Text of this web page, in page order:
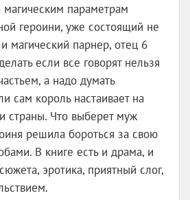
параметрам
героини, уже состоящий не
магический парнер, отец 6
если все говорят нельзя
а надо думать
сам король настаивает на
страны. Что выберет муж
решила бороться за свою
В книге есть и драма, и
эротика, приятный слог,